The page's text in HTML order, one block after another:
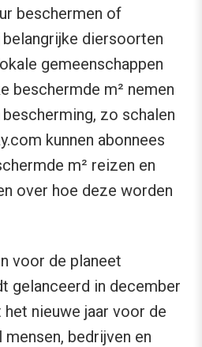
beschermen of
diersoorten
gemeenschappen
beschermde m² nemen
zo schalen
kunnen abonnees
m² reizen en
over hoe deze worden
voor de planeet
gelanceerd in december
nieuwe jaar voor de
bedrijven en